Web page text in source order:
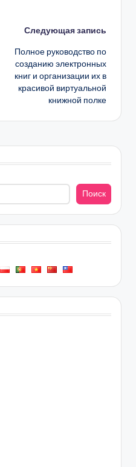
Следующая запись
Полное руководство по
созданию электронных
книг и организации их в
красивой виртуальной
книжной полке
Поиск